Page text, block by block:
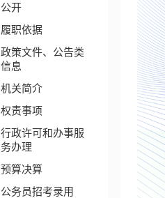
公开
履职依据
政策文件、公告类
信息
机关简介
权责事项
行政许可和办事服
务办理
预算决算
公务员招考录用